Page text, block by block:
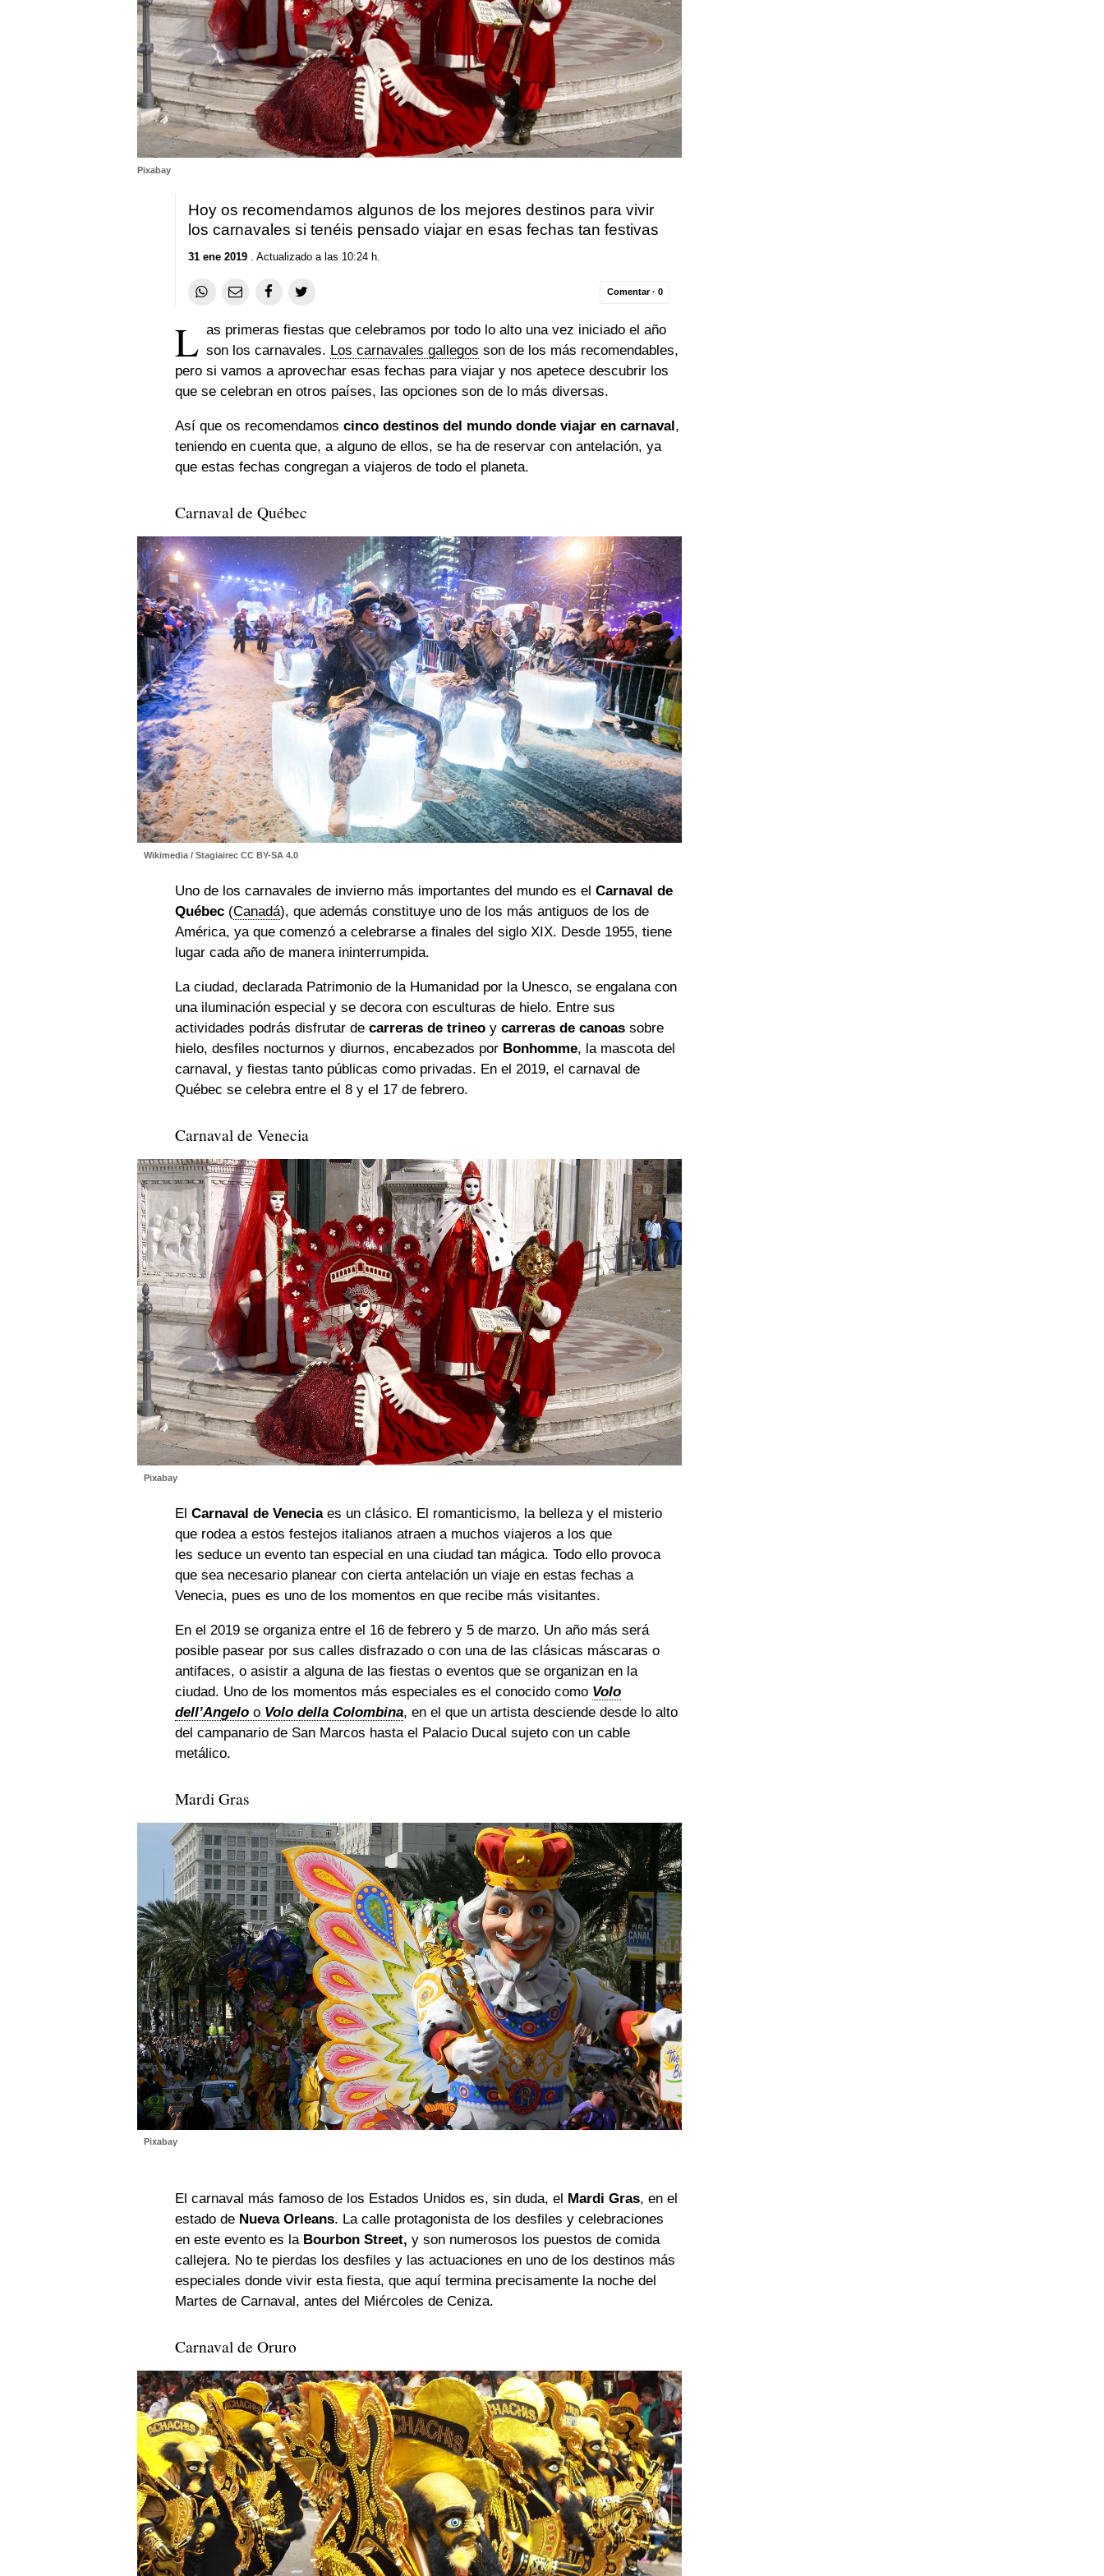
Pixabay
Hoy os recomendamos algunos de los mejores destinos para vivir
los carnavales si tenéis pensado viajar en esas fechas tan festivas
31 ene 2019 . Actualizado a las 10:24 h.
Comentar · 0
L as primeras fiestas que celebramos por todo lo alto una vez iniciado el año
son los carnavales. Los carnavales gallegos son de los más recomendables,
pero si vamos a aprovechar esas fechas para viajar y nos apetece descubrir los
que se celebran en otros países, las opciones son de lo más diversas.
Así que os recomendamoscinco destinos del mundo donde viajar en carnaval ,
teniendo en cuenta que, a alguno de ellos, se ha de reservar con antelación, ya
que estas fechas congregan a viajeros de todo el planeta.
Carnaval de Québec
Wikimedia / Stagiairec CC BY-SA 4.0
Uno de los carnavales de invierno más importantes del mundo es elCarnaval de
Québec (Canadá), que además constituye uno de los más antiguos de los de
América, ya que comenzó a celebrarse a finales del siglo XIX. Desde 1955, tiene
lugar cada año de manera ininterrumpida.
La ciudad, declarada Patrimonio de la Humanidad por la Unesco, se engalana con
una iluminación especial y se decora con esculturas de hielo. Entre sus
actividades podrás disfrutar de carreras de trineo ycarreras de canoas sobre
hielo, desfiles nocturnos y diurnos, encabezados por Bonhomme, la mascota del
carnaval, y fiestas tanto públicas como privadas. En el 2019, el carnaval de
Québec se celebra entre el 8 y el 17 de febrero.
Carnaval de Venecia
Pixabay
ElCarnaval de Veneciaes un clásico. El romanticismo, la belleza y el misterio
que rodea a estos festejos italianos atraen a muchos viajeros a los que
les seduce un evento tan especial en una ciudad tan mágica. Todo ello provoca
que sea necesario planear con cierta antelación un viaje en estas fechas a
Venecia, pues es uno de los momentos en que recibe más visitantes.
En el 2019 se organiza entre el 16 de febrero y 5 de marzo. Un año más será
posible pasear por sus calles disfrazado o con una de las clásicas máscaras o
antifaces, o asistir a alguna de las fiestas o eventos que se organizan en la
ciudad. Uno de los momentos más especiales es el conocido como Volo
dell’Angelo o Volo della Colombina, en el que un artista desciende desde lo alto
del campanario de San Marcos hasta el Palacio Ducal sujeto con un cable
metálico.
Mardi Gras
Pixabay
El carnaval más famoso de los Estados Unidos es, sin duda, el Mardi Gras, en el
estado de Nueva Orleans. La calle protagonista de los desfiles y celebraciones
en este evento es la Bourbon Street, y son numerosos los puestos de comida
callejera. No te pierdas los desfiles y las actuaciones en uno de los destinos más
especiales donde vivir esta fiesta, que aquí termina precisamente la noche del
Martes de Carnaval, antes del Miércoles de Ceniza.
Carnaval de Oruro